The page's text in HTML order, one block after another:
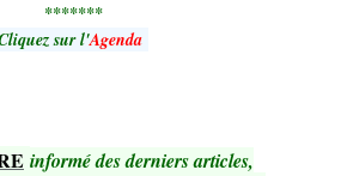
*******
sur l'Agenda
informé des derniers articles,